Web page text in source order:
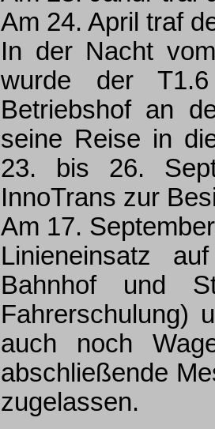
Am 24. April traf
In der Nacht
wurde der
Betriebshof an
seine Reise in
23. bis 26.
InnoTrans zur
Am 17.
Linieneinsatz
Bahnhof und
Fahrerschulung)
auch noch
abschließende
zugelassen.